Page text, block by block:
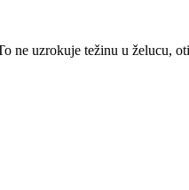
ne uzrokuje težinu u želucu,